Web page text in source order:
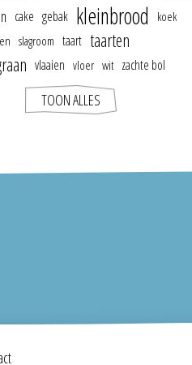
cake gebak kleinbrood
koek
slagroom taart taarten
vlaaien vloer wit zachte bol
TOON ALLES